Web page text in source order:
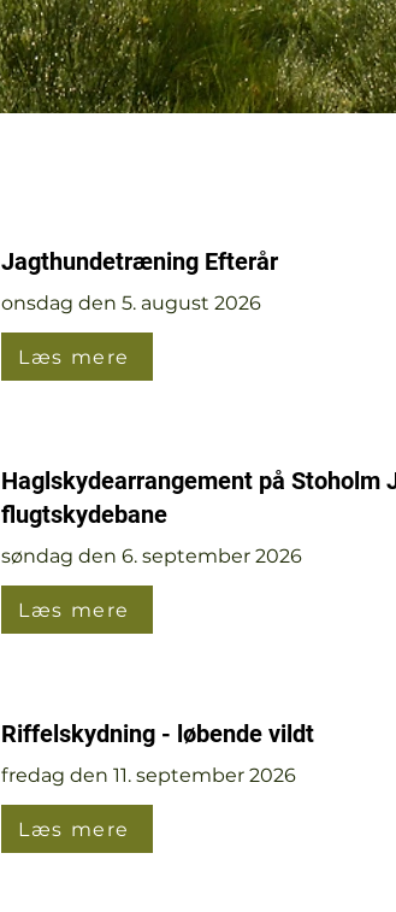
Jagthundetræning Efterår
onsdag den 5. august 2026
Læs mere
Haglskydearrangement på Stoholm
flugtskydebane
søndag den 6. september 2026
Læs mere
Riffelskydning - løbende vildt
fredag den 11. september 2026
Læs mere